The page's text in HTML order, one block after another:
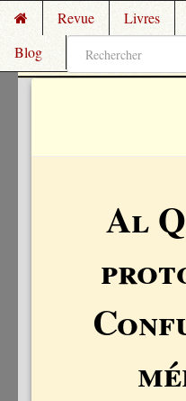
Revue Livres
Blog
Al